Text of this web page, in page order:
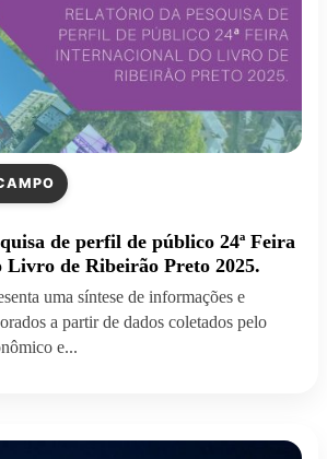
de perfil de público 24ª Feira
de Ribeirão Preto 2025.
uma síntese de informações e
a partir de dados coletados pelo
e...